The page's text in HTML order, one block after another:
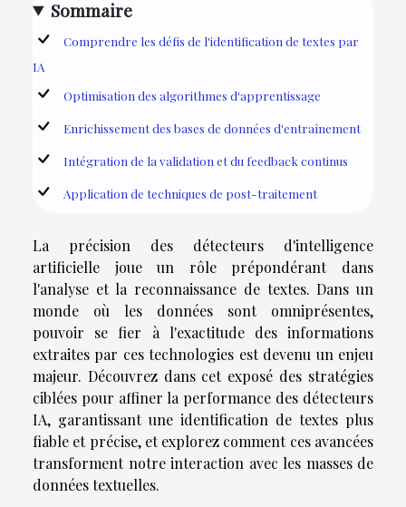
Sommaire
Comprendre les défis de l'identification de textes par
IA
Optimisation des algorithmes d'apprentissage
Enrichissement des bases de données d'entraînement
Intégration de la validation et du feedback continus
Application de techniques de post-traitement
La précision des détecteurs d'intelligence
artificielle joue un rôle prépondérant dans
l'analyse et la reconnaissance de textes. Dans un
monde où les données sont omniprésentes,
pouvoir se fier à l'exactitude des informations
extraites par ces technologies est devenu un enjeu
majeur. Découvrez dans cet exposé des stratégies
ciblées pour affiner la performance des détecteurs
IA, garantissant une identification de textes plus
fiable et précise, et explorez comment ces avancées
transforment notre interaction avec les masses de
données textuelles.